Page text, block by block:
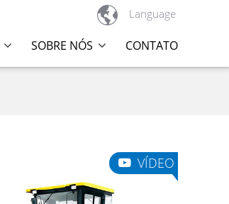
 Language
SOBRE NÓS CONTATO
VÍDEO